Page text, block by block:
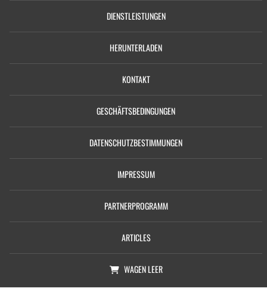
DIENSTLEISTUNGEN
HERUNTERLADEN
KONTAKT
GESCHÄFTSBEDINGUNGEN
DATENSCHUTZBESTIMMUNGEN
IMPRESSUM
PARTNERPROGRAMM
ARTICLES
WAGENLEER